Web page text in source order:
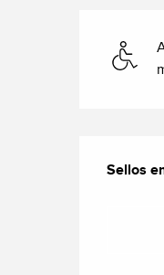
Sellos
Sellos